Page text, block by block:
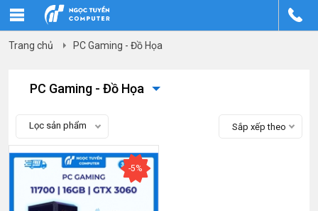
Trang chủ PC Gaming - Đồ Họa
PC Gaming - Đồ Họa
Lọc sản phẩm Sắp xếp theo
-5%